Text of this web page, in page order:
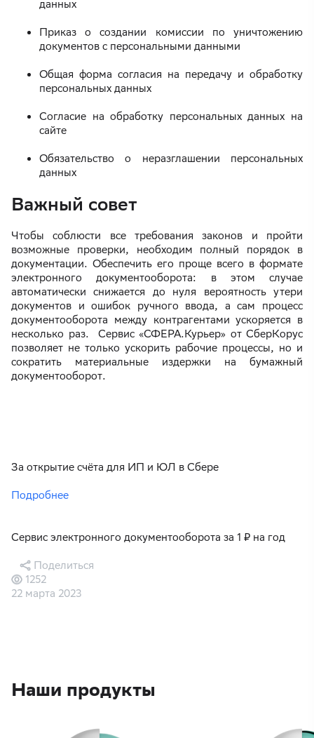
данных
Приказ о создании комиссии по уничтожению
документов с персональными данными
Общая форма согласия на передачу и обработку
персональных данных
Согласие на обработку персональных данных на
сайте
Обязательство о неразглашении персональных
данных
Важный совет
Чтобы соблюсти все требования законов и пройти
возможные проверки, необходим полный порядок в
документации. Обеспечить его проще всего в формате
электронного документооборота: в этом случае
автоматически снижается до нуля вероятность утери
документов и ошибок ручного ввода, а сам процесс
документооборота между контрагентами ускоряется в
несколько раз. Сервис «СФЕРА.Курьер» от СберКорус
позволяет не только ускорить рабочие процессы, но и
сократить материальные издержки на бумажный
документооборот.
За открытие счёта для ИП и ЮЛ в Сбере
Подробнее
Сервис электронного документооборота за 1 ₽ на год
22 марта 2023
1252
Поделиться
Наши продукты